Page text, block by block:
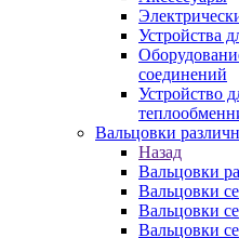
Устройства
соединений
Устройство
Вальцовки
Назад
Вальцовки
Вальцовки
Вальцовки
Вальцовки